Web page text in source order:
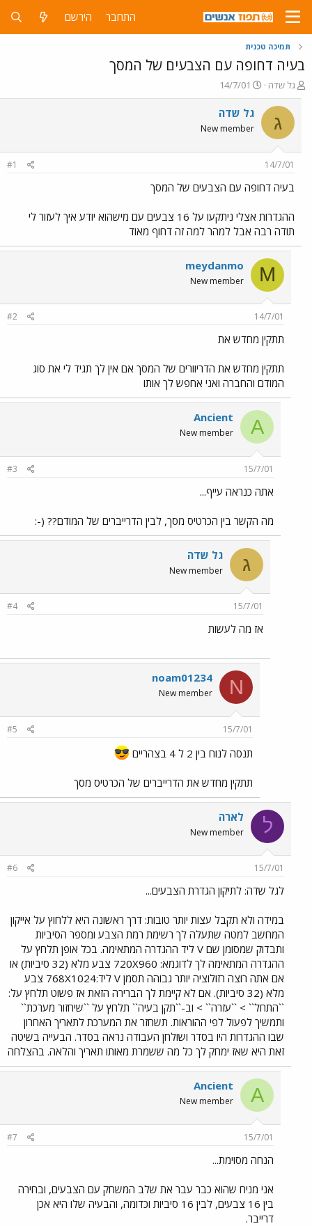
התחבר הירשם
תמיכה טכנית
בעיה דחופה עם הצבעים של המסך
פ
ו
ת
ח
ה
ש
א
גל שדה
פ
ו
ר
ם
ר
14/7/01
ג גל שדה
New member
14/7/01
#1
בעיה דחופה עם הצבעים של המסך
ההגדרות אצלי ניתקעו על 16 צבעים עם מישהוא יודע איך לעזור לי
תודה רבה אבל למהר למה זה דחוף מאוד
M
meydanmo
New member
14/7/01
#2
תתקין מחדש את
תתקין מחדש את הדריוורים של המסך אם אין לך תגיד לי את סוג
המודם והחברה ואני אחפש לך אותו
A
Ancient
New member
15/7/01
#3
אתה כנראה עייף...
מה הקשר בין הכרטיס מסך, לבין הדרייברים של המודם?? (-:
ג גל שדה
New member
15/7/01
#4
אז מה לעשות
N
noam01234
New member
15/7/01
#5
תנסה לנוח בין 2 ל 4 בצהריים
תתקין מחדש את הדרייברים של הכרטיס מסך
ל לארה
New member
15/7/01
#6
לגל שדה: לתיקון הגדרת הצבעים...
במידה ולא תקבל עצות יותר טובות: דרך ראשונה היא ללחוץ על אייקון
המחשב למטה שתעלה לך רשימת רמת הצבע ומספר הסיביות
ותבדוק שמסומן שם V ליד ההגדרה המתאימה. בכל אופן תלחץ על
ההגדרה המתאימה לך לדוגמא: 720X960 צבע מלא (32 סיביות) או
אם אתה רוצה רזולוציה יותר גבוהה תסמן V ליד:768X1024 צבע
מלא (32 סיביות). אם לא קיימת לך הברירה הזאת אז פשוט תלחץ על:
``התחל`` > ``עזרה`` > וב-``תקן בעיה`` תלחץ על ``שיחזור מערכת``
ותמשיך לפעול לפי ההוראות. תשחזר את המערכת לתאריך האחרון
שבו ההגדרות היו בסדר ושולחן העבודה נראה בסדר. הבעייה בשיטה
זאת היא שאז ימחק לך כל מה ששמרת מאותו תאריך והלאה. בהצלחה
A
Ancient
New member
15/7/01
#7
הנחה מסוימת...
אני מניח שהוא כבר עבר את שלב המשחק עם הצבעים, ובחירה
בין 16 צבעים, לבין 16 סיביות וכדומה, והבעיה שלו היא אכן
דרייבר.